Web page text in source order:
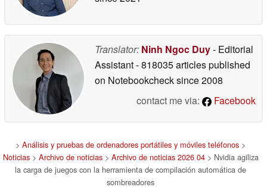
Translator: Ninh Ngoc Duy- Editorial
Assistant- 818035 articles published
on Notebookchecksince 2008
contact me via:
Facebook
> Análisis y pruebas de ordenadores portátiles y móviles teléfonos >
Noticias> Archivo de noticias> Archivo de noticias 2026 04> Nvidia agiliza
la carga de juegos con la herramienta de compilación automática de
sombreadores